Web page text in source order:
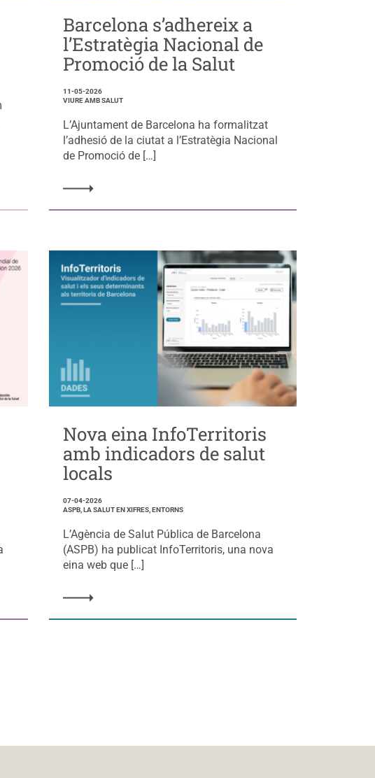
Barcelona s’adhereix a
l’Estratègia Nacional de
Promoció de la Salut
11-05-2026
VIURE AMB SALUT
L’Ajuntament de Barcelona ha formalitzat
l’adhesió de la ciutat a l’Estratègia Nacional
de Promoció de […]
Nova eina InfoTerritoris
amb indicadors de salut
locals
07-04-2026
ASPB, LA SALUT EN XIFRES, ENTORNS
L’Agència de Salut Pública de Barcelona
(ASPB) ha publicat InfoTerritoris, una nova
eina web que […]